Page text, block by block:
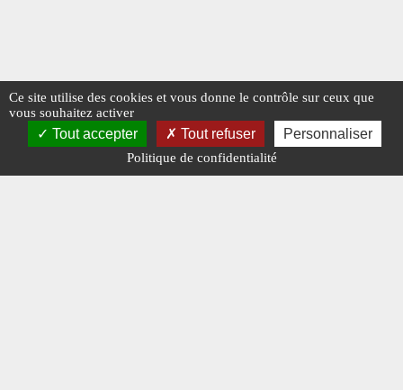
Ce site utilise des cookies et vous donne le contrôle sur ceux que
vous souhaitez activer
Tout accepter Tout refuser Personnaliser
Politique de confidentialité